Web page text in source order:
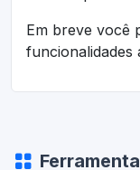
Em breve você
funcionalidades